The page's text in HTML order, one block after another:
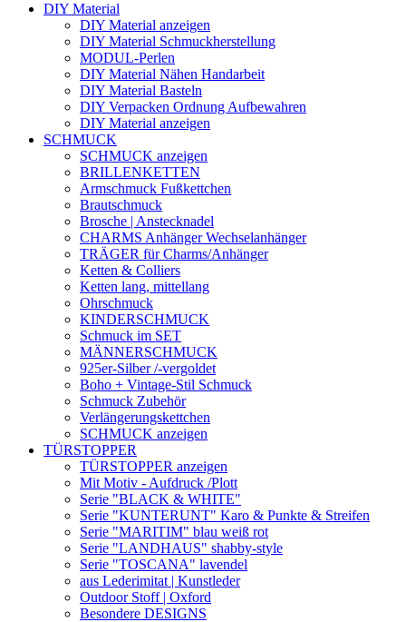
DIY Material
DIY Material anzeigen
DIY Material Schmuckherstellung
MODUL-Perlen
DIY Material Nähen Handarbeit
DIY Material Basteln
DIY Verpacken Ordnung Aufbewahren
DIY Material anzeigen
SCHMUCK
SCHMUCK anzeigen
BRILLENKETTEN
Armschmuck Fußkettchen
Brautschmuck
Brosche | Anstecknadel
CHARMS Anhänger Wechselanhänger
TRÄGER für Charms/Anhänger
Ketten & Colliers
Ketten lang, mittellang
Ohrschmuck
KINDERSCHMUCK
Schmuck im SET
MÄNNERSCHMUCK
925er-Silber /-vergoldet
Boho + Vintage-Stil Schmuck
Schmuck Zubehör
Verlängerungskettchen
SCHMUCK anzeigen
TÜRSTOPPER
TÜRSTOPPER anzeigen
Mit Motiv - Aufdruck /Plott
Serie "BLACK & WHITE"
Serie "KUNTERUNT" Karo & Punkte & Streifen
Serie "MARITIM" blau weiß rot
Serie "LANDHAUS" shabby-style
Serie "TOSCANA" lavendel
aus Lederimitat | Kunstleder
Outdoor Stoff | Oxford
Besondere DESIGNS